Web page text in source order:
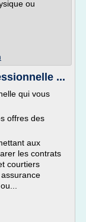
ou
...
qui vous
offres des
aux
les contrats
courtiers